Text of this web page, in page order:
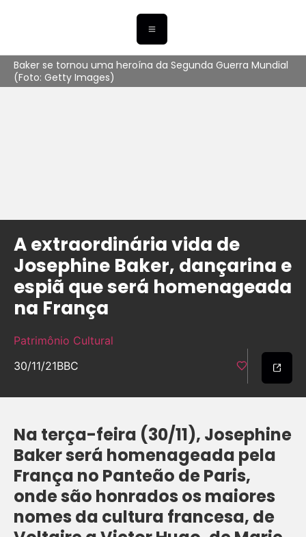
Baker se tornou uma heroína da Segunda Guerra Mundial
(Foto: Getty Images)
A extraordinária vida de
Josephine Baker, dançarina e
espiã que será homenageada
na França
Patrimônio Cultural
30/11/21BBC
Na terça-feira (30/11), Josephine
Baker será homenageada pela
França no Panteão de Paris,
onde são honrados os maiores
nomes da cultura francesa, de